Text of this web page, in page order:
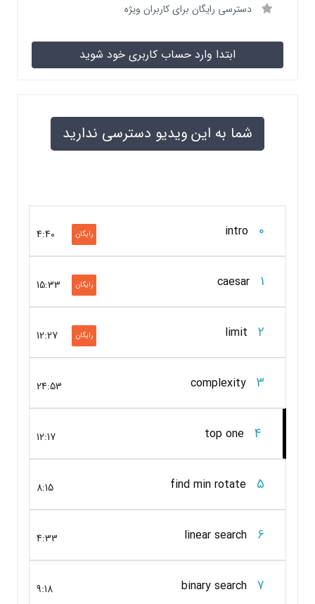
دسترسی رایگان برای کاربران ویژه
ابتدا وارد حساب کاربری خود شوید
شما به این ویدیو دسترسی ندارید
0
intro
4:40 رایگان
1
caesar
15:33 رایگان
2
limit
12:27 رایگان
3
complexity
24:53
4
top one
12:17
5
find min rotate
8:15
6
linear search
4:33
7
binary search
9:18